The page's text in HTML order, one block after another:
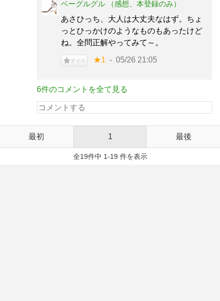
ベーグルグル （感想、本登録のみ）
あさひっち、大人は大丈夫なはず。ちょ
っとひっかけのようなものもあったけど
ね。全問正解やってみて～。
ナイス ★1 05/26 21:05
6件のコメントを全て見る
最初 1 最後
全19件中 1-19 件を表示